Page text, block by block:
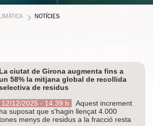
NOTÍCIES
La ciutat de Girona augmenta fins a
58% la mitjana global de recollida
de residus
12/12/2025 - 14.39 h
Aquest increment
ha suposat que s'hagin llençat 4.000
menys de residus a la fracció resta